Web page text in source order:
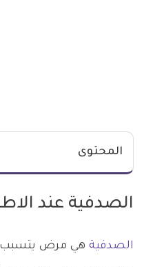
المحتوى
الصدفية عند
الصدفية هي مرض يتسبب